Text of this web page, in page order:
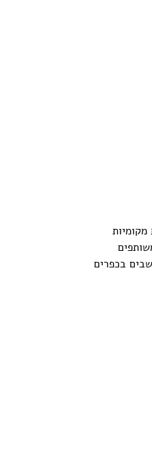
מקומיות
בכפרים